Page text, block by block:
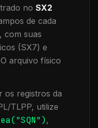
no SX2
de cada
, com suas
(SX7) e
O arquivo físico
os registros da
TLPP, utilize
SQN"),